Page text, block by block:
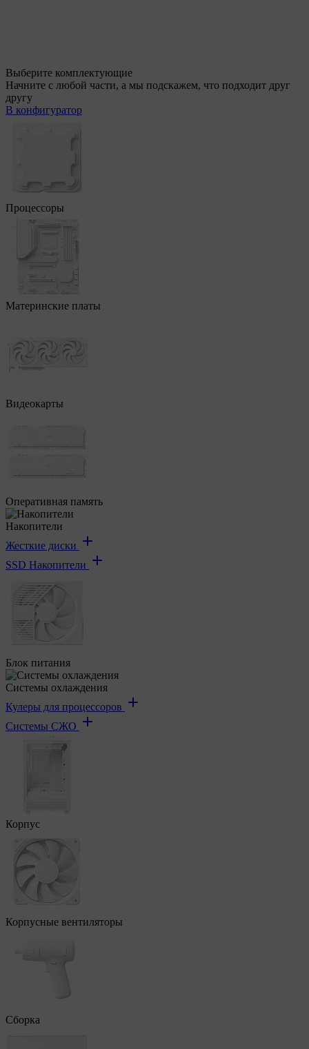
Выберите комплектующие
Начните с любой части, а мы подскажем, что подходит друг
другу
В конфигуратор
Процессоры
Материнские платы
Видеокарты
Оперативная память
Накопители
Жесткие диски
SSD Накопители
Блок питания
Системы охлаждения
Кулеры для процессоров
Системы СЖО
Корпус
Корпусные вентиляторы
Сборка